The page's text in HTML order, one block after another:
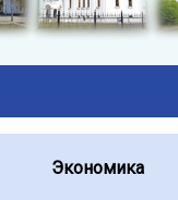
Экономика